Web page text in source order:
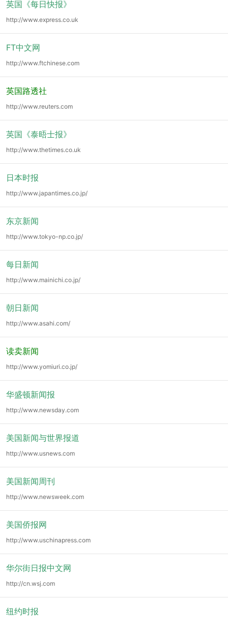
英国《每日快报》
http://www.express.co.uk
FT中文网
http://www.ftchinese.com
英国路透社
http://www.reuters.com
英国《泰晤士报》
http://www.thetimes.co.uk
日本时报
http://www.japantimes.co.jp/
东京新闻
http://www.tokyo-np.co.jp/
每日新闻
http://www.mainichi.co.jp/
朝日新闻
http://www.asahi.com/
读卖新闻
http://www.yomiuri.co.jp/
华盛顿新闻报
http://www.newsday.com
美国新闻与世界报道
http://www.usnews.com
美国新闻周刊
http://www.newsweek.com
美国侨报网
http://www.uschinapress.com
华尔街日报中文网
http://cn.wsj.com
纽约时报